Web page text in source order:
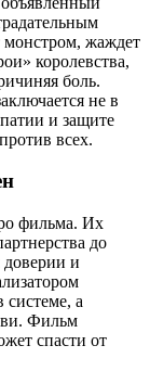
монстром, жаждет
королевства,
боль.
не в
и защите
всех.
фильма. Их
до
и
системе, а
Фильм
спасти от